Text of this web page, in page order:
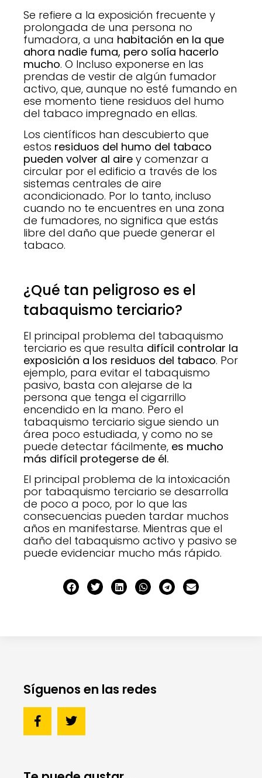
Se refiere a la exposición frecuente y
prolongada de una persona no
fumadora, a una habitación en la que
ahora nadie fuma, pero solía hacerlo
mucho. O Incluso exponerse en las
prendas de vestir de algún fumador
activo, que, aunque no esté fumando en
ese momento tiene residuos del humo
del tabaco impregnado en ellas.
Los científicos han descubierto que
estos residuos del humo del tabaco
pueden volver al aire y comenzar a
circular por el edificio a través de los
sistemas centrales de aire
acondicionado. Por lo tanto, incluso
cuando no te encuentres en una zona
de fumadores, no significa que estás
libre del daño que puede generar el
tabaco.
¿Qué tan peligroso es el
tabaquismo terciario?
El principal problema del tabaquismo
terciario es que resulta difícil controlar la
exposición a los residuos del tabaco. Por
ejemplo, para evitar el tabaquismo
pasivo, basta con alejarse de la
persona que tenga el cigarrillo
encendido en la mano. Pero el
tabaquismo terciario sigue siendo un
área poco estudiada, y como no se
puede detectar fácilmente, es mucho
más difícil protegerse de él.
El principal problema de la intoxicación
por tabaquismo terciario se desarrolla
de poco a poco, por lo que las
consecuencias pueden tardar muchos
años en manifestarse. Mientras que el
daño del tabaquismo activo y pasivo se
puede evidenciar mucho más rápido.
Síguenos en las redes